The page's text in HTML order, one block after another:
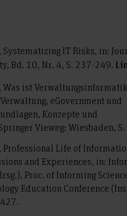
IT Risks, in:
Bd. 10, Nr. 4, S. 237-249.
Was ist
eGovernment und
Konzepte und
Vieweg: Wiesbaden,
Professional Life of
and Experiences, in:
Proc. of Informing
Education Conference